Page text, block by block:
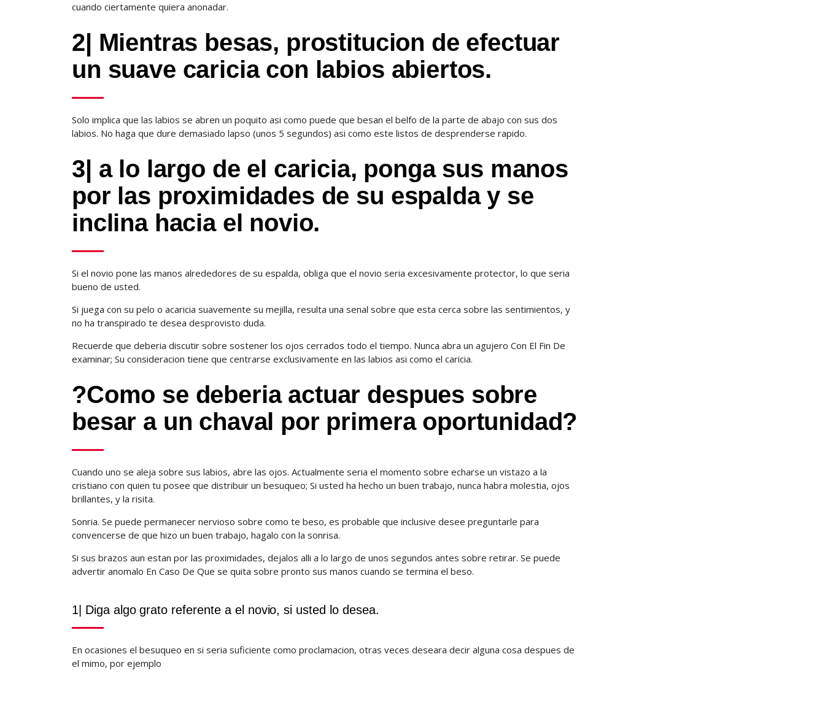
cuando ciertamente quiera anonadar.
2| Mientras besas, prostitucion de efectuar
un suave caricia con labios abiertos.
Solo implica que las labios se abren un poquito asi­ como puede que besan el belfo de la parte de abajo con sus dos
labios. No haga que dure demasiado lapso (unos 5 segundos) asi­ como este listos de desprenderse rapido.
3| a lo largo de el caricia, ponga sus manos
por las proximidades de su espalda y se
inclina hacia el novio.
Si el novio pone las manos alrededores de su espalda, obliga que el novio seri­a excesivamente protector, lo que seri­a
bueno de usted.
Si juega con su pelo o acaricia suavemente su mejilla, resulta una senal sobre que esta cerca sobre las sentimientos, y
no ha transpirado te desea desprovisto duda.
Recuerde que deberia discutir sobre sostener los ojos cerrados todo el tiempo. Nunca abra un agujero Con El Fin De
examinar; Su consideracion tiene que centrarse exclusivamente en las labios asi­ como el caricia.
?Como se deberia actuar despues sobre
besar a un chaval por primera oportunidad?
Cuando uno se aleja sobre sus labios, abre las ojos. Actualmente seri­a el momento sobre echarse un vistazo a la
cristiano con quien tu posee que distribuir un besuqueo; Si usted ha hecho un buen trabajo, nunca habra molestia, ojos
brillantes, y la risita.
Sonria. Se puede permanecer nervioso sobre como te beso, es probable que inclusive desee preguntarle para
convencerse de que hizo un buen trabajo, hagalo con la sonrisa.
Si sus brazos aun estan por las proximidades, dejalos alli a lo largo de unos segundos antes sobre retirar. Se puede
advertir anomalo En Caso De Que se quita sobre pronto sus manos cuando se termina el beso.
1| Diga algo grato referente a el novio, si usted lo desea.
En ocasiones el besuqueo en si seri­a suficiente como proclamacion, otras veces deseara decir alguna cosa despues de
el mimo, por ejemplo